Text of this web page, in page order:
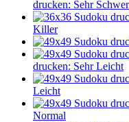
drucken: Sehr Schwer
Killer
drucken: Sehr Leicht
Leicht
Normal